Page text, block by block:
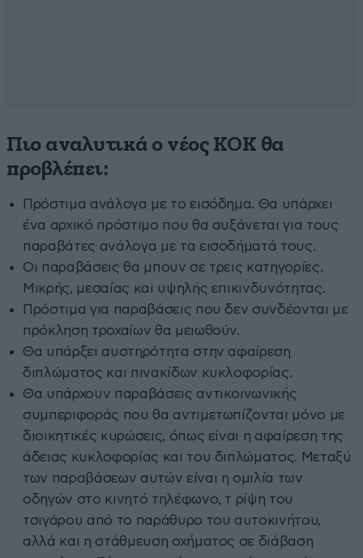
Πιο αναλυτικά ο νέος ΚΟΚ θα
προβλέπει:
Πρόστιμα ανάλογα με το εισόδημα. Θα υπάρχει
ένα αρχικό πρόστιμο που θα αυξάνεται για τους
παραβάτες ανάλογα με τα εισοδήματά τους.
Οι παραβάσεις θα μπουν σε τρεις κατηγορίες.
Μικρής, μεσαίας και υψηλής επικινδυνότητας.
Πρόστιμα για παραβάσεις που δεν συνδέονται με
πρόκληση τροχαίων θα μειωθούν.
Θα υπάρξει αυστηρότητα στην αφαίρεση
διπλώματος και πινακίδων κυκλοφορίας.
Θα υπάρχουν παραβάσεις αντικοινωνικής
συμπεριφοράς που θα αντιμετωπίζονται μόνο με
διοικητικές κυρώσεις, όπως είναι η αφαίρεση της
άδειας κυκλοφορίας και του διπλώματος. Μεταξύ
των παραβάσεων αυτών είναι η ομιλία των
οδηγών στο κινητό τηλέφωνο, τ ρίψη του
τσιγάρου από το παράθυρο του αυτοκινήτου,
αλλά και η στάθμευση οχήματος σε διάβαση